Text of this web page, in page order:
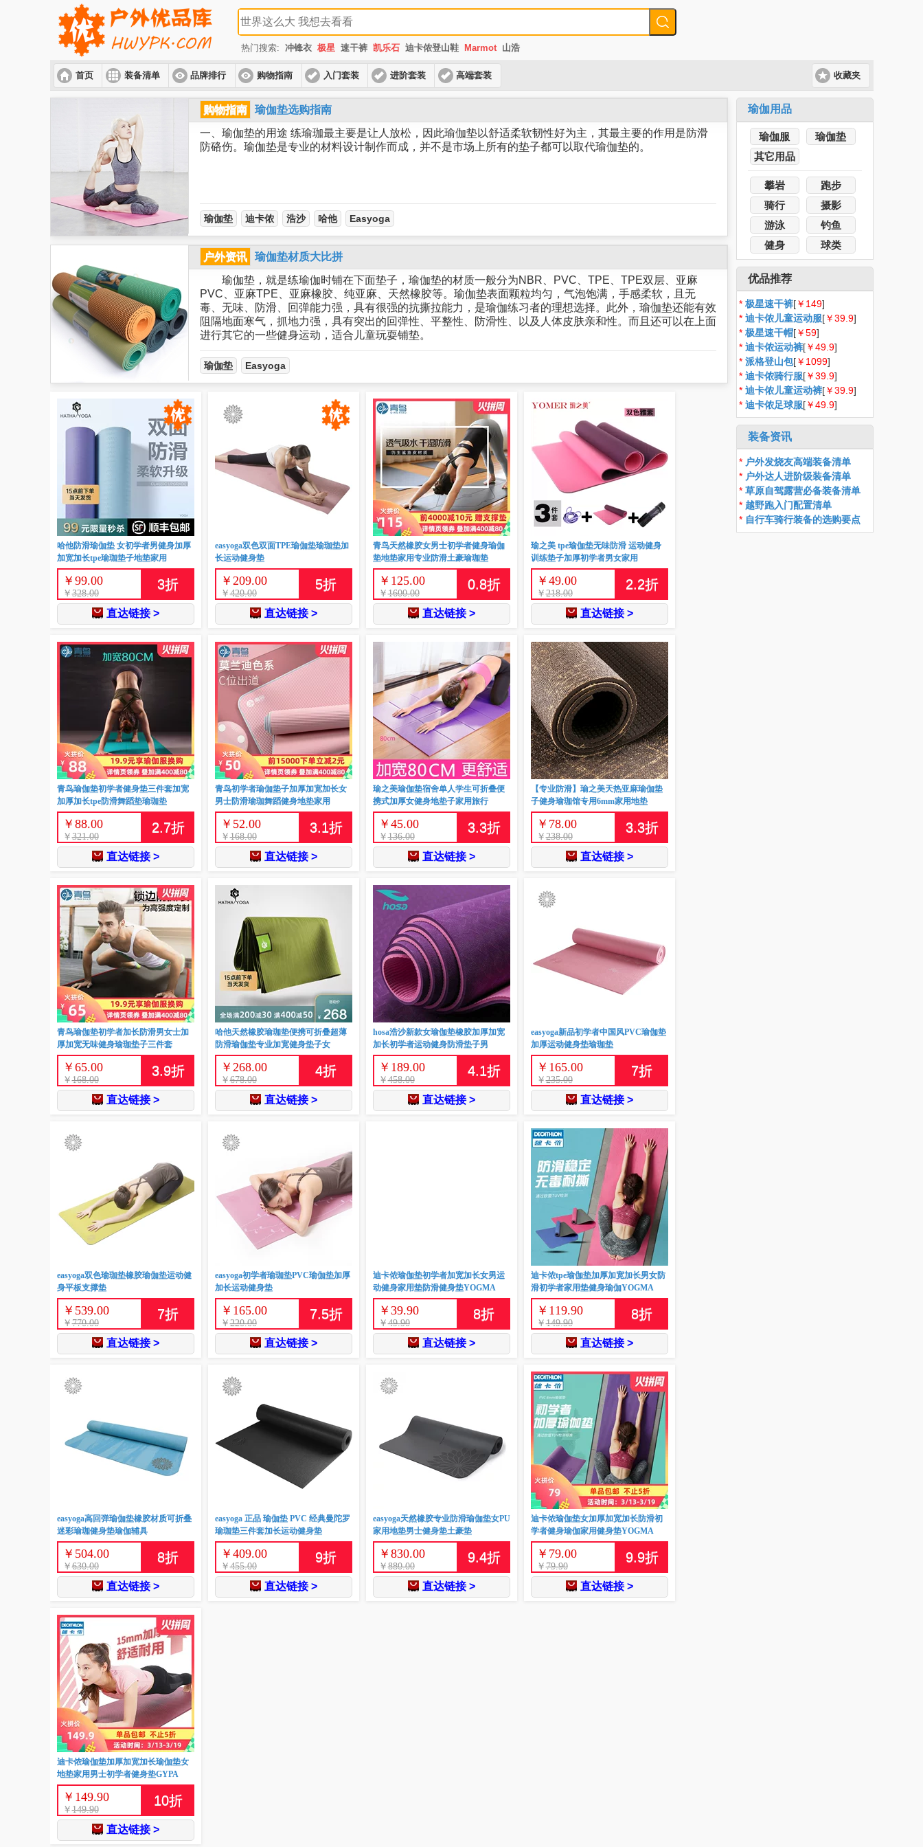
热门搜索: 冲锋衣 极星 速干裤 凯乐石 迪卡侬登山鞋 Marmot 山浩
首页 装备清单 品牌排行 购物指南 入门套装 进阶套装 高端套装 收藏夹
购物指南
瑜伽垫选购指南
一、瑜伽垫的用途 练瑜珈最主要是让人放松，因此瑜伽垫以舒适柔软韧性好为主，其最主要的作用是防滑
防硌伤。瑜伽垫是专业的材料设计制作而成，并不是市场上所有的垫子都可以取代瑜伽垫的。
瑜伽垫 迪卡侬 浩沙 哈他 Easyoga
户外资讯
瑜伽垫材质大比拼
瑜伽垫，就是练瑜伽时铺在下面垫子，瑜伽垫的材质一般分为NBR、PVC、TPE、TPE双层、亚麻
PVC、亚麻TPE、亚麻橡胶、纯亚麻、天然橡胶等。瑜伽垫表面颗粒均匀，气泡饱满，手感柔软，且无
毒、无味、防滑、回弹能力强，具有很强的抗撕拉能力，是瑜伽练习者的理想选择。此外，瑜伽垫还能有效
阻隔地面寒气，抓地力强，具有突出的回弹性、平整性、防滑性、以及人体皮肤亲和性。而且还可以在上面
进行其它的一些健身运动，适合儿童玩耍铺垫。
瑜伽垫 Easyoga
哈他防滑瑜伽垫 女初学者男健身加厚
加宽加长tpe瑜珈垫子地垫家用
￥ 99.00
￥328.00
3折
直达链接 >
easyoga双色双面TPE瑜伽垫瑜珈垫加
长运动健身垫
￥ 209.00
￥420.00
5折
直达链接 >
青鸟天然橡胶女男士初学者健身瑜伽
垫地垫家用专业防滑土豪瑜珈垫
￥ 125.00
￥1600.00
0.8折
直达链接 >
瑜之美 tpe瑜伽垫无味防滑 运动健身
训练垫子加厚初学者男女家用
￥ 49.00
￥218.00
2.2折
直达链接 >
青鸟瑜伽垫初学者健身垫三件套加宽
加厚加长tpe防滑舞蹈垫瑜珈垫
￥ 88.00
￥321.00
2.7折
直达链接 >
青鸟初学者瑜伽垫子加厚加宽加长女
男士防滑瑜珈舞蹈健身地垫家用
￥ 52.00
￥168.00
3.1折
直达链接 >
瑜之美瑜伽垫宿舍单人学生可折叠便
携式加厚女健身地垫子家用旅行
￥ 45.00
￥136.00
3.3折
直达链接 >
【专业防滑】瑜之美天热亚麻瑜伽垫
子健身瑜珈馆专用6mm家用地垫
￥ 78.00
￥238.00
3.3折
直达链接 >
青鸟瑜伽垫初学者加长防滑男女士加
厚加宽无味健身瑜珈垫子三件套
￥ 65.00
￥168.00
3.9折
直达链接 >
哈他天然橡胶瑜珈垫便携可折叠超薄
防滑瑜伽垫专业加宽健身垫子女
￥ 268.00
￥678.00
4折
直达链接 >
hosa浩沙新款女瑜伽垫橡胶加厚加宽
加长初学者运动健身防滑垫子男
￥ 189.00
￥458.00
4.1折
直达链接 >
easyoga新品初学者中国风PVC瑜伽垫
加厚运动健身垫瑜珈垫
￥ 165.00
￥235.00
7折
直达链接 >
easyoga双色瑜珈垫橡胶瑜伽垫运动健
身平板支撑垫
￥ 539.00
￥770.00
7折
直达链接 >
easyoga初学者瑜珈垫PVC瑜伽垫加厚
加长运动健身垫
￥ 165.00
￥220.00
7.5折
直达链接 >
迪卡侬瑜伽垫初学者加宽加长女男运
动健身家用垫防滑健身垫YOGMA
￥ 39.90
￥49.90
8折
直达链接 >
迪卡侬tpe瑜伽垫加厚加宽加长男女防
滑初学者家用垫健身瑜伽YOGMA
￥ 119.90
￥149.90
8折
直达链接 >
easyoga高回弹瑜伽垫橡胶材质可折叠
迷彩瑜珈健身垫瑜伽辅具
￥ 504.00
￥630.00
8折
直达链接 >
easyoga 正品 瑜伽垫 PVC 经典曼陀罗
瑜珈垫三件套加长运动健身垫
￥ 409.00
￥455.00
9折
直达链接 >
easyoga天然橡胶专业防滑瑜伽垫女PU
家用地垫男士健身垫土豪垫
￥ 830.00
￥880.00
9.4折
直达链接 >
迪卡侬瑜伽垫女加厚加宽加长防滑初
学者健身瑜伽家用健身垫YOGMA
￥ 79.00
￥79.90
9.9折
直达链接 >
迪卡侬瑜伽垫加厚加宽加长瑜伽垫女
地垫家用男士初学者健身垫GYPA
￥ 149.90
￥149.90
10折
直达链接 >
瑜伽用品
瑜伽服
瑜伽垫
其它用品
攀岩
跑步
骑行
摄影
游泳
钓鱼
健身
球类
优品推荐
* 极星速干裤[￥149]
* 迪卡侬儿童运动服[￥39.9]
* 极星速干帽[￥59]
* 迪卡侬运动裤[￥49.9]
* 派格登山包[￥1099]
* 迪卡侬骑行服[￥39.9]
* 迪卡侬儿童运动裤[￥39.9]
* 迪卡侬足球服[￥49.9]
装备资讯
* 户外发烧友高端装备清单
* 户外达人进阶级装备清单
* 草原自驾露营必备装备清单
* 越野跑入门配置清单
* 自行车骑行装备的选购要点